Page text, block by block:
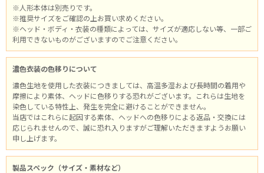
※人形本体は別売りです。
※推奨サイズをご確認の上お買い求めください。
※ヘッド・ボディ・衣装の種類によっては、サイズが適応しない等、一部ご
利用できないものがございますのでご注意ください。
濃色衣装の色移りについて
濃色生地を使用した衣装につきましては、高温多湿および長時間の着用や
摩擦により素体、ヘッドに色移りする恐れがございます。これらは生地を
染色している特性上、発生を完全に避けることができません。
当店ではこれらに起因する素体、ヘッドへの色移りによる返品・交換には
応じられませんので、誠に恐れ入りますがご理解いただきますようお願い
申し上げます。
製品スペック（サイズ・素材など）